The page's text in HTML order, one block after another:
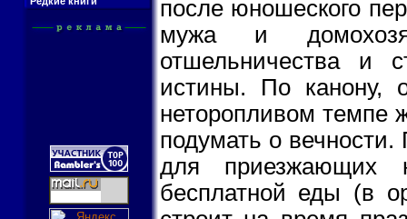
после юношеского
мужа и
отшельничества и
истины. По канону,
неторопливом темпе
подумать о вечности.
для приезжающих
бесплатной еды (в